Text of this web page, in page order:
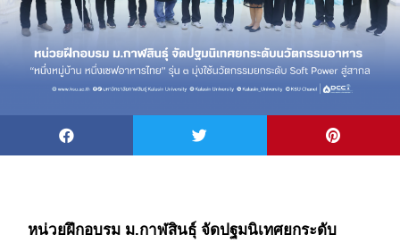
หน่วยฝึกอบรม ม.กาฬสินธุ์ จัดปฐมนิเทศยกระดับ